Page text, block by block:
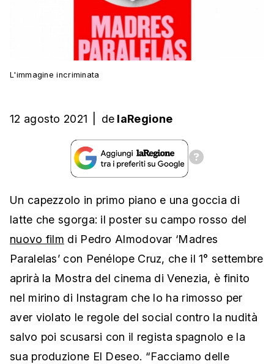
L'immagine incriminata
12 agosto 2021 de laRegione
Un capezzolo in primo piano e una goccia di
latte che sgorga: il poster su campo rosso del
nuovo film di Pedro Almodovar ‘Madres
Paralelas’ con Penélope Cruz, che il 1° settembre
aprirà la Mostra del cinema di Venezia, è finito
nel mirino di Instagram che lo ha rimosso per
aver violato le regole del social contro la nudità
salvo poi scusarsi con il regista spagnolo e la
sua produzione El Deseo. “Facciamo delle